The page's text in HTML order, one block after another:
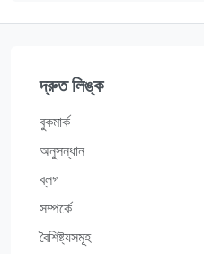
দ্রুত লিঙ্ক
বুকমার্ক
অনুসন্ধান
ব্লগ
সম্পর্কে
বৈশিষ্ট্যসমূহ